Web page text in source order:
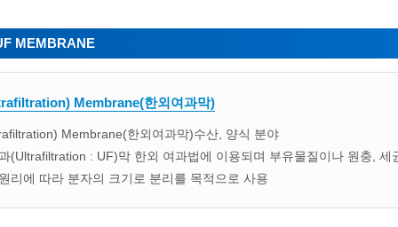
MEMBRANE
Membrane(한외여과막)
Membrane(한외여과막)수산, 양식 분야
(Ultrafiltration : UF)막 한외 여과법에 이용되며 부유물질이나 원충, 세
리에 따라 분자의 크기로 분리를 목적으로 사용